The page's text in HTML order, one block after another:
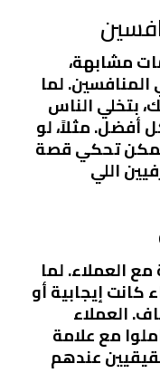
مشابهة،
لما
بتخلي الناس
أفضل. مثلاً، لو
ممكن تحكي قصة
اللي
العملاء. لما
إيجابية أو
العملاء
مع علامة
عندهم